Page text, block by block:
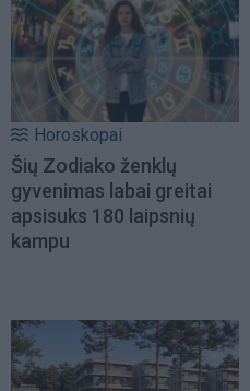
Horoskopai
Šių Zodiako ženklų
gyvenimas labai greitai
apsisuks 180 laipsnių
kampu